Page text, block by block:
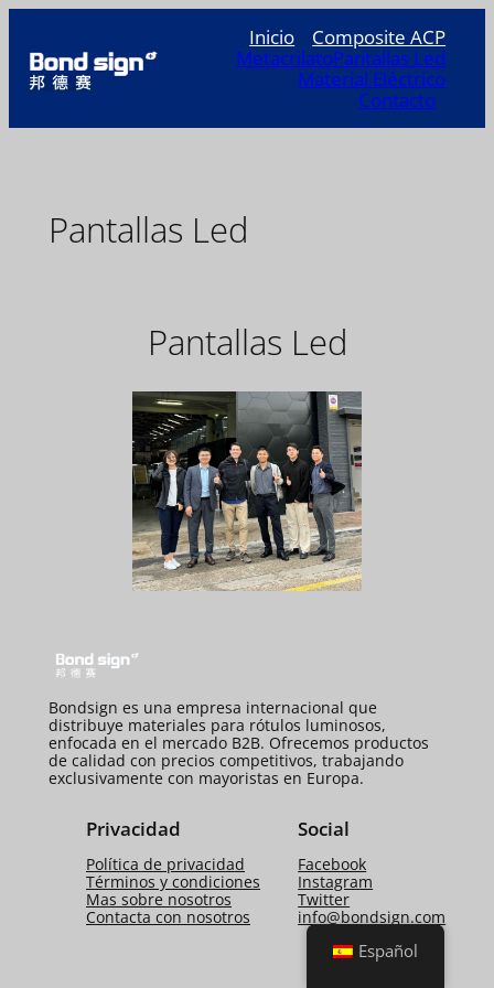
contenido
Inicio
Composite ACP
MetacrilatoPantallas Led
Material Eléctrico
Contacto
Pantallas Led
Pantallas Led
Bondsign es una empresa internacional que
distribuye materiales para rótulos luminosos,
enfocada en el mercado B2B. Ofrecemos productos
de calidad con precios competitivos, trabajando
exclusivamente con mayoristas en Europa.
Privacidad
Política de privacidad
Términos y condiciones
Mas sobre nosotros
Contacta con nosotros
Social
Facebook
Instagram
Twitter
info@bondsign.com
Español